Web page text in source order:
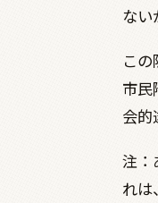
ない
こ
市民
会的
注：
れは